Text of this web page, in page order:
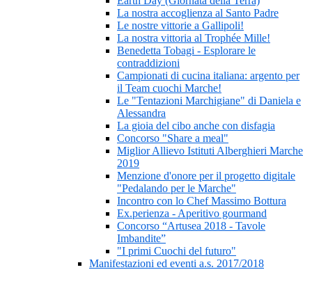
La nostra accoglienza al Santo Padre
Le nostre vittorie a Gallipoli!
La nostra vittoria al Trophée Mille!
Benedetta Tobagi - Esplorare le
contraddizioni
Campionati di cucina italiana: argento per
il Team cuochi Marche!
Le "Tentazioni Marchigiane" di Daniela e
Alessandra
La gioia del cibo anche con disfagia
Concorso "Share a meal"
Miglior Allievo Istituti Alberghieri Marche
2019
Menzione d'onore per il progetto digitale
"Pedalando per le Marche"
Incontro con lo Chef Massimo Bottura
Ex.perienza - Aperitivo gourmand
Concorso “Artusea 2018 - Tavole
Imbandite”
"I primi Cuochi del futuro"
Manifestazioni ed eventi a.s. 2017/2018